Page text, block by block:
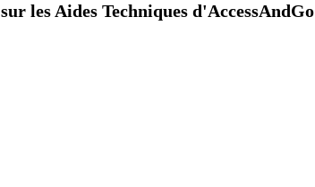
sur les Aides Techniques d'AccessAndGo